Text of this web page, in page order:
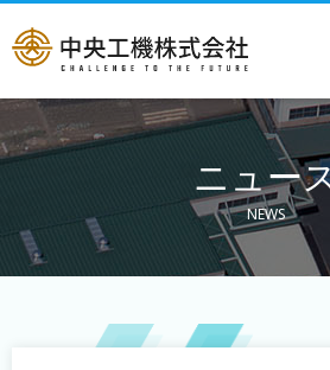
ニュー
NEWS